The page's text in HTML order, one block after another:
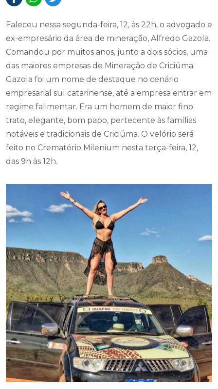
Faleceu nessa segunda-feira, 12, às 22h, o advogado e
ex-empresário da área de mineração, Alfredo Gazola.
Comandou por muitos anos, junto a dois sócios, uma
das maiores empresas de Mineração de Criciúma.
Gazola foi um nome de destaque no cenário
empresarial sul catarinense, até a empresa entrar em
regime falimentar. Era um homem de maior fino
trato, elegante, bom papo, pertecente às famílias
notáveis e tradicionais de Criciúma. O velório será
feito no Crematório Milenium nesta terça-feira, 12,
das 9h às 12h.